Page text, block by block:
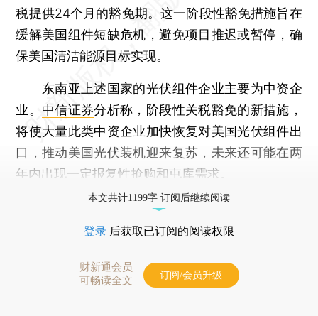
税提供24个月的豁免期。这一阶段性豁免措施旨在
缓解美国组件短缺危机，避免项目推迟或暂停，确
保美国清洁能源目标实现。
东南亚上述国家的光伏组件企业主要为中资企
业。 中信证券分析称，阶段性关税豁免的新措施，
将使大量此类中资企业加快恢复对美国光伏组件出
口，推动美国光伏装机迎来复苏，未来还可能在两
年内出现一定报复性抢购和屯库需求。
本文共计1199字 订阅后继续阅读
登录 后获取已订阅的阅读权限
财新通会员
可畅读全文
订阅/会员升级